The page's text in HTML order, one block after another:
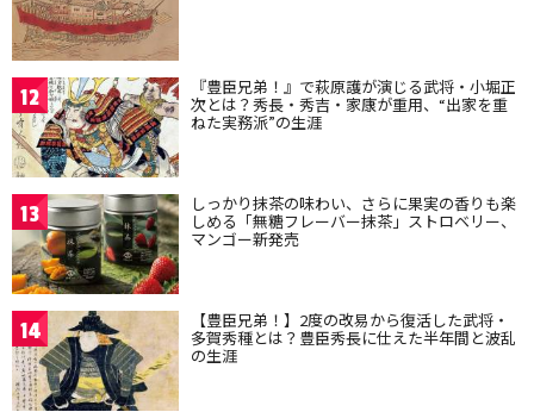
12 『豊臣兄弟！』で萩原護が演じる武将・小堀正
次とは？秀長・秀吉・家康が重用、“出家を重
ねた実務派”の生涯
13 しっかり抹茶の味わい、さらに果実の香りも楽
しめる「無糖フレーバー抹茶」ストロベリー、
マンゴー新発売
14 【豊臣兄弟！】2度の改易から復活した武将・
多賀秀種とは？豊臣秀長に仕えた半年間と波乱
の生涯